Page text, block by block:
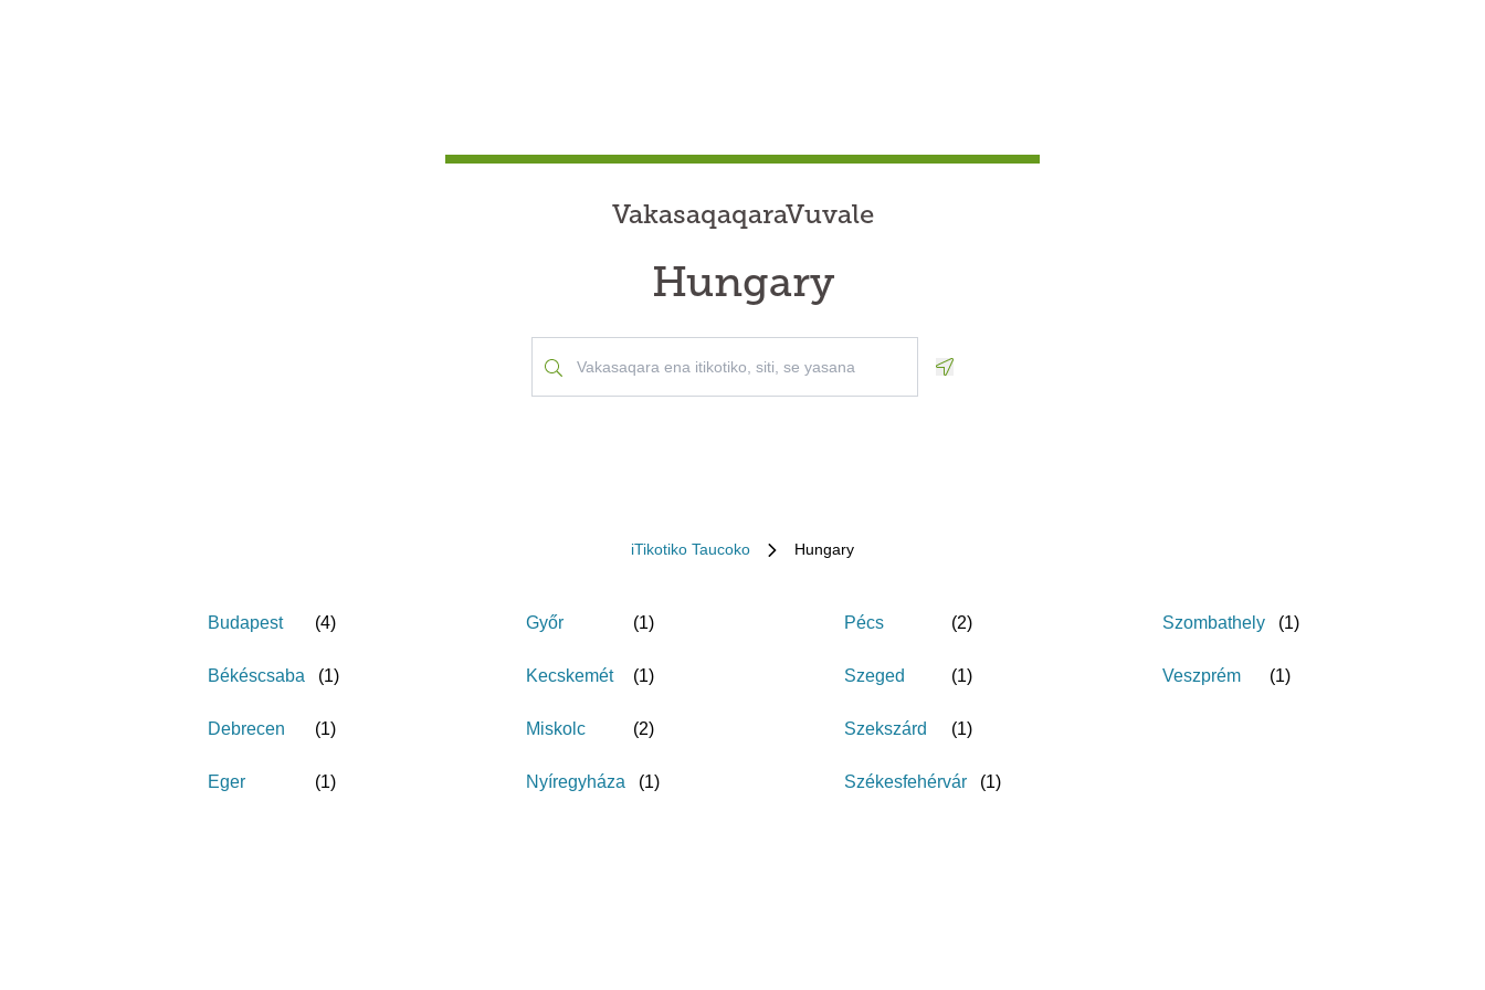
VakasaqaqaraVuvale
Hungary
iTikotiko Taucoko Hungary
Budapest (4)
Békéscsaba (1)
Debrecen (1)
Eger (1)
Győr (1)
Kecskemét (1)
Miskolc (2)
Nyíregyháza (1)
Pécs (2)
Szeged (1)
Szekszárd (1)
Székesfehérvár (1)
Szombathely (1)
Veszprém (1)